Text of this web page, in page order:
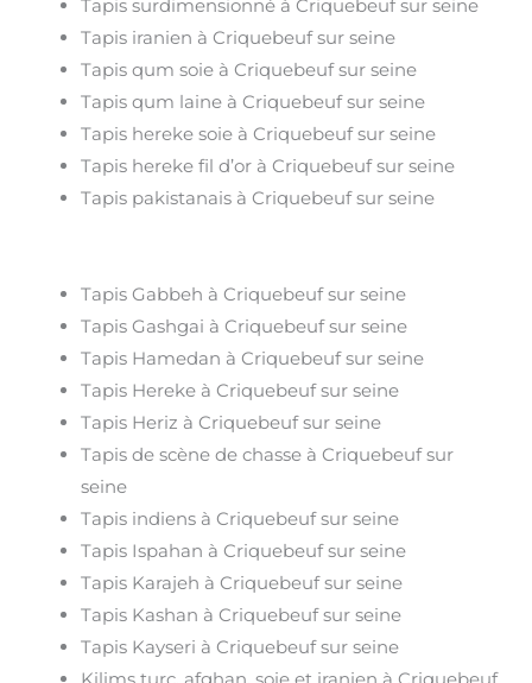
Tapis surdimensionné à Criquebeuf sur seine
Tapis iranien à Criquebeuf sur seine
Tapis qum soie à Criquebeuf sur seine
Tapis qum laine à Criquebeuf sur seine
Tapis hereke soie à Criquebeuf sur seine
Tapis hereke fil d’or à Criquebeuf sur seine
Tapis pakistanais à Criquebeuf sur seine
Tapis Gabbeh à Criquebeuf sur seine
Tapis Gashgai à Criquebeuf sur seine
Tapis Hamedan à Criquebeuf sur seine
Tapis Hereke à Criquebeuf sur seine
Tapis Heriz à Criquebeuf sur seine
Tapis de scène de chasse à Criquebeuf sur
seine
Tapis indiens à Criquebeuf sur seine
Tapis Ispahan à Criquebeuf sur seine
Tapis Karajeh à Criquebeuf sur seine
Tapis Kashan à Criquebeuf sur seine
Tapis Kayseri à Criquebeuf sur seine